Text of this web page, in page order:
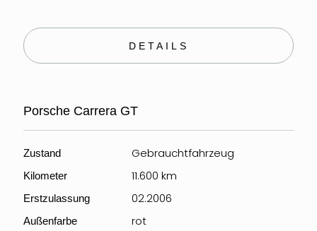
DETAILS
Porsche Carrera GT
Zustand Gebrauchtfahrzeug
Kilometer 11.600 km
Erstzulassung 02.2006
Außenfarbe rot